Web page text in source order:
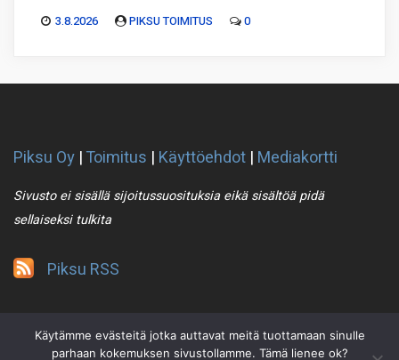
3.8.2026 PIKSU TOIMITUS 0
Piksu Oy |Toimitus | Käyttöehdot | Mediakortti
Sivusto ei sisällä sijoitussuosituksia eikä sisältöä pidä
sellaiseksi tulkita
Piksu RSS
Käytämme evästeitä jotka auttavat meitä tuottamaan sinulle
parhaan kokemuksen sivustollamme. Tämä lienee ok?